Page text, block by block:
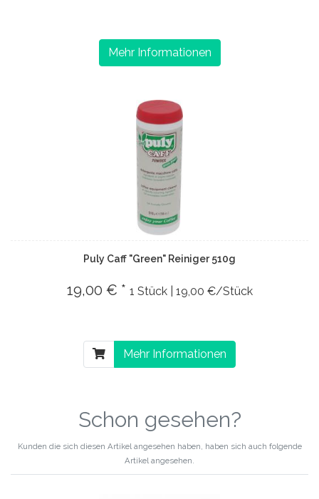
Mehr Informationen
Puly Caff "Green" Reiniger 510g
19,00 € * 1 Stück | 19,00 €/Stück
Mehr Informationen
Schon gesehen?
Kunden die sich diesen Artikel angesehen haben, haben sich auch folgende
Artikel angesehen.